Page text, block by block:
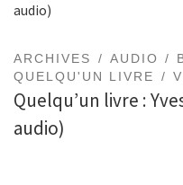
audio)
ARCHIVES AUDIO
QUELQU'UN LIVRE
Quelqu’un livre :
audio)